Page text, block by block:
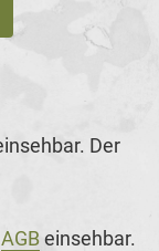
Der
AGBeinsehbar.